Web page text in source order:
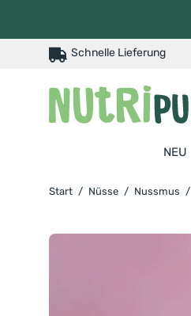
Schnelle Lieferung
NEU
Start / Nüsse / Nussmus /